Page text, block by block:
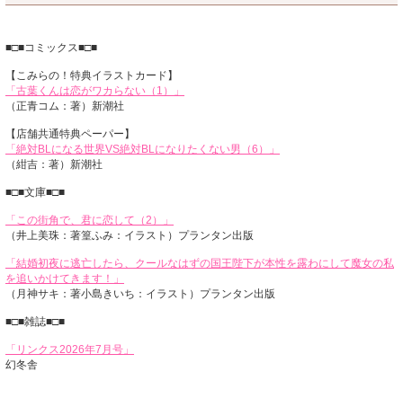
■□■コミックス■□■
【こみらの！特典イラストカード】
「古葉くんは恋がワカらない（1）」
（正青コム：著）新潮社
【店舗共通特典ペーパー】
「絶対BLになる世界VS絶対BLになりたくない男（6）」
（紺吉：著）新潮社
■□■文庫■□■
「この街角で、君に恋して（2）」
（井上美珠：著篁ふみ：イラスト）プランタン出版
「結婚初夜に逃亡したら、クールなはずの国王陛下が本性を露わにして魔女の私
を追いかけてきます！」
（月神サキ：著小島きいち：イラスト）プランタン出版
■□■雑誌■□■
「リンクス2026年7月号」
幻冬舎